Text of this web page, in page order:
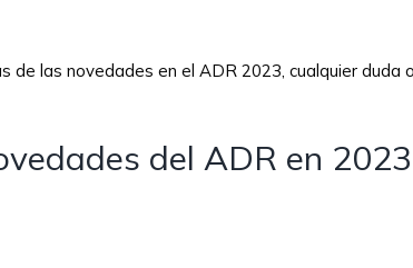
de las novedades en el ADR 2023, cualquier
del ADR en